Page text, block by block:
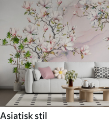
Asiatisk stil